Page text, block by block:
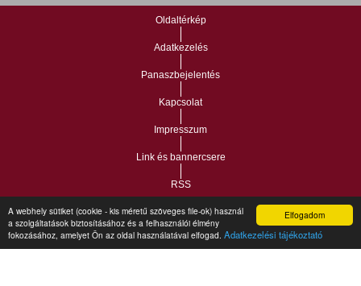
Elfogadom
A webhely sütiket (cookie - kis méretű szöveges file-ok) használ
a szolgáltatások biztosításához és a felhasználói élmény
fokozásához, amelyet Ön az oldal használatával elfogad. Adatkezelési tájékoztató
Oldaltérkép
Adatkezelés
Panaszbejelentés
Kapcsolat
Impresszum
Link és bannercsere
RSS
Copyright © 2021.Vár-Köz Kft. - Ingatlan nyilvántartó, ügyviteli és
adminisztrációs szoftver